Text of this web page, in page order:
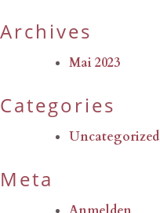
Archives
Mai 2023
Categories
Uncategorized
Meta